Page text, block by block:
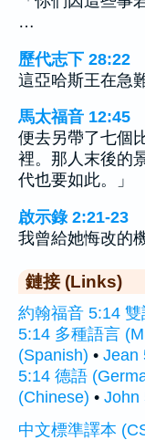
…
歷代志下 28:22
這亞哈斯王在急
馬太福音 12:45
便去另帶了七個
裡。那人末後的
代也要如此。」
啟示錄 2:21-23
我曾給她悔改的
鏈接 (Links)
約翰福音 5:14
5:14 多種語言
(Spanish) • Jean
5:14 德語
(Chinese) • John
中文標準譯本